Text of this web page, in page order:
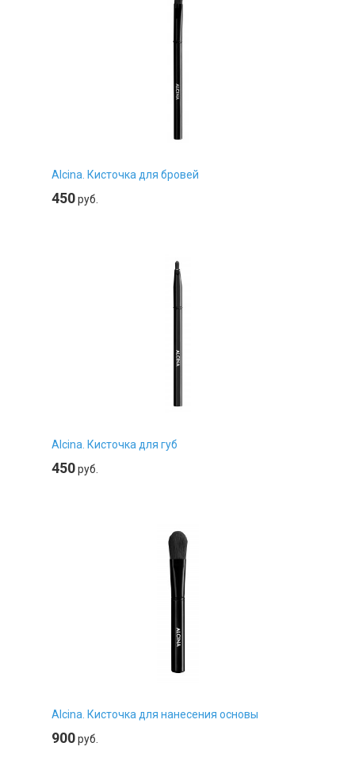
Alcina. Кисточка для бровей
450руб.
Alcina. Кисточка для губ
450руб.
Alcina. Кисточка для нанесения основы
900руб.